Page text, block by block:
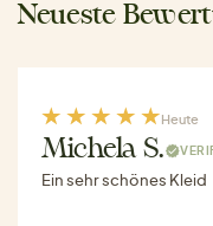
Neueste
Heute
Michela S.
Ein sehr schönes Kleid